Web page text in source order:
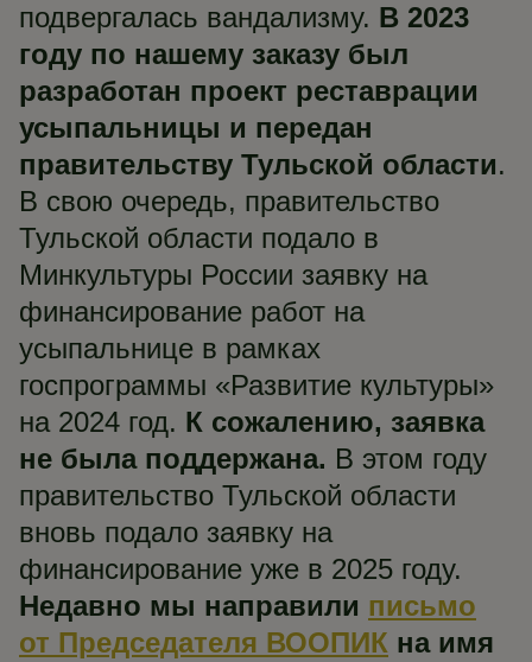
подвергалась вандализму. В 2023
году по нашему заказу был
разработан проект реставрации
усыпальницы и передан
правительству Тульской области.
В свою очередь, правительство
Тульской области подало в
Минкультуры России заявку на
финансирование работ на
усыпальнице в рамках
госпрограммы «Развитие культуры»
на 2024 год. К сожалению, заявка
не была поддержана. В этом году
правительство Тульской области
вновь подало заявку на
финансирование уже в 2025 году.
Недавно мы направили письмо
от Председателя ВООПИК на имя